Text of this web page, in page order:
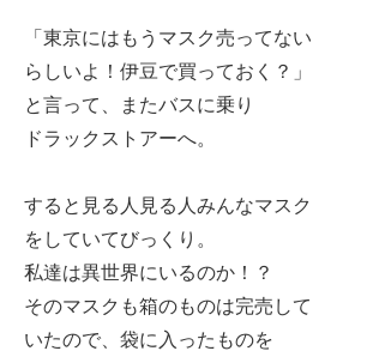
「東京にはもうマスク売ってない
らしいよ！伊豆で買っておく？」
と言って、またバスに乗り
ドラックストアーへ。
すると見る人見る人みんなマスク
をしていてびっくり。
私達は異世界にいるのか！？
そのマスクも箱のものは完売して
いたので、袋に入ったものを